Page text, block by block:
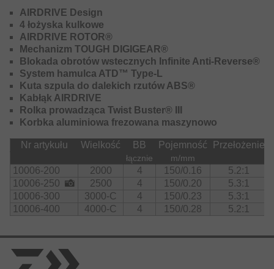
Rozmiar 2000 posiada już z wstępnie nawiniętą plecionką
J-Braid X4 0.13mm/130m.
Rozmiar 2500 posiada już z wstępnie nawiniętą plecionką
J-Braid X4 0.17mm/120m.
Rozmiar 3000-C posiada już z wstępnie nawiniętą
plecionką J-Braid X4 0.19mm/130m.
Rozmiar 4000-C posiada już z wstępnie nawiniętą
plecionką J-Braid X4 0.25mm/120m.
Wszystkie kołowrotki posiadają nawiniętą plecionkę w
kolorze żółtym.
AIRDRIVE Design
4 łożyska kulkowe
AIRDRIVE ROTOR®
Mechanizm TOUGH DIGIGEAR®
Blokada obrotów wstecznych Infinite Anti-Reverse®
System hamulca ATD™ Type-L
Kuta szpula do dalekich rzutów ABS®
Kabłąk AIRDRIVE
Rolka prowadząca Twist Buster® III
Korbka aluminiowa frezowana maszynowo
Nr artykułu Wielkość BB Pojemność Przełożenie
łącznie m/mm
10006-200 2000 4 150/0.16
5.2:1
10006-250
2500 4 150/0.20
5.3:1
10006-300
3000-C 4 150/0.23
5.3:1
10006-400
4000-C 4 150/0.28 5.2:1